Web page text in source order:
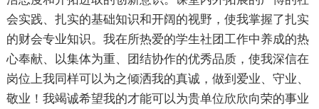
会实践、扎实的基础知识和开阔的视野，使我掌握了扎实
的财会专业知识。我在所热爱的学生社团工作中养成的热
心奉献、以集体为重、团结协作的优秀品质，使我深信在
岗位上我同样可以为之倾洒我的真诚，做到爱业、守业、
敬业！我竭诚希望我的才能可以为贵单位欣欣向荣的事业